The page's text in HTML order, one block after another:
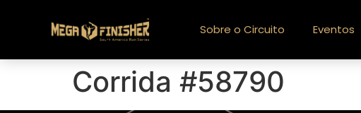
Sobre o Circuito Eventos
Corrida #58790